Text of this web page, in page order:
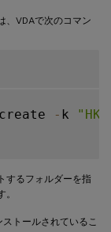
、VDAで次のコマン
- k
するフォルダーを指
トールされているこ